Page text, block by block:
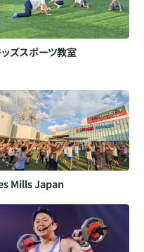
ズスポーツ教室
Mills Japan